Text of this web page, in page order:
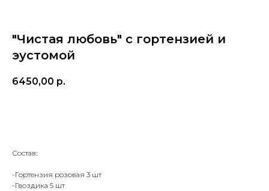
"Чистая любовь" с гортензией и
эустомой
6450,00 р.
Состав:
-Гортензия розовая 3 шт
-Гвоздика 5 шт